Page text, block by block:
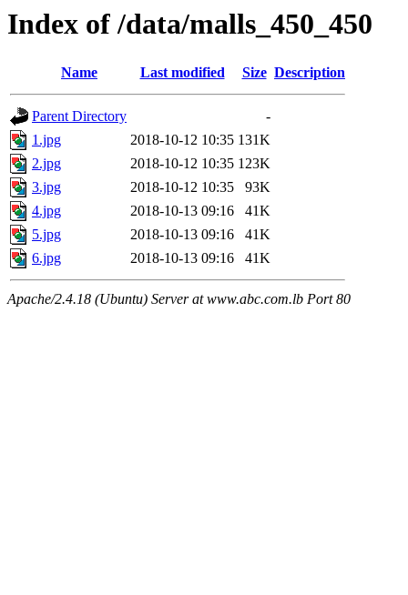
Index of /data/malls_450_450
Name Last modified Size Description
Parent Directory
-
1.jpg
2018-10-12 10:35 131K
2.jpg
2018-10-12 10:35 123K
3.jpg
2018-10-12 10:35
93K
4.jpg
2018-10-13 09:16
41K
5.jpg
2018-10-13 09:16
41K
6.jpg
2018-10-13 09:16 41K
Apache/2.4.18 (Ubuntu) Server at www.abc.com.lb Port 80